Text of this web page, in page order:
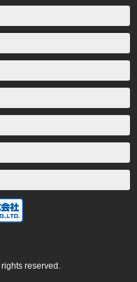
reserved.